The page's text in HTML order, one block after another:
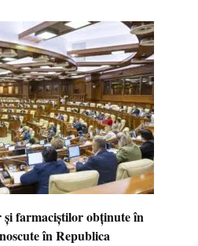
farmaciștilor obținute în
în Republica